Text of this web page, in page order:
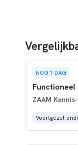
NOG 1 DAG
Functioneel
ZAAM
Voortgezet